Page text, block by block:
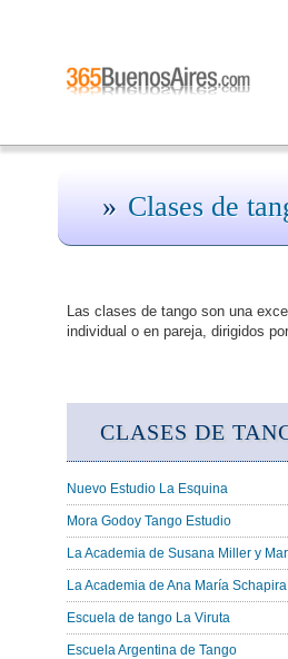
Clases de
Las clases de tango son una
individual o en pareja, dirigidos
CLASES DE
Nuevo Estudio La Esquina
Mora Godoy Tango Estudio
La Academia de Susana Miller y
La Academia de Ana María Schapira
Escuela de tango La Viruta
Escuela Argentina de Tango